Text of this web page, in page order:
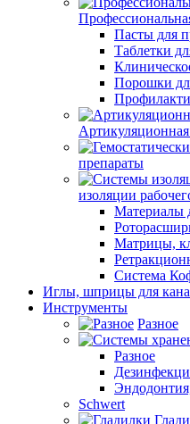
Пасты для
Таблетки
Порошки
препараты
изоляции
Материалы
Матрицы,
Система
Иглы, шприцы для
Инструменты
Разное
Разное
Schwert